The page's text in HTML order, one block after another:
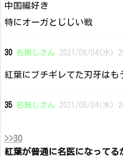
中国編好き
特にオーガとじじい戦
30 名無しさん 2021/08/04(水)
紅葉にブチギレてた刃牙はも
35 名無しさん 2021/08/04(水)
>>30
紅葉が普通に名医になって